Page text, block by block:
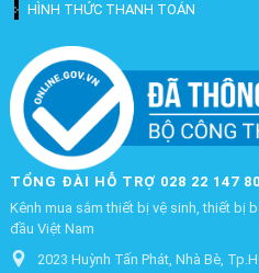
HÌNH THỨC THANH TOÁN
TỔNG ĐÀI HỖ TRỢ 028 22 147
Kênh mua sắm thiết bị vệ sinh, thiết bị
đầu Việt Nam
2023 Huỳnh Tấn Phát, Nhà Bè,